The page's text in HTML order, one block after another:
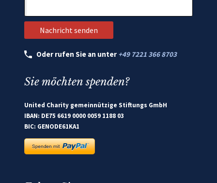
Oder rufen Sie an unter +49 7221 366 8703
Sie möchten spenden?
United Charity gemeinnützige Stiftungs GmbH
IBAN: DE75 6619 0000 0059 1188 03
BIC: GENODE61KA1